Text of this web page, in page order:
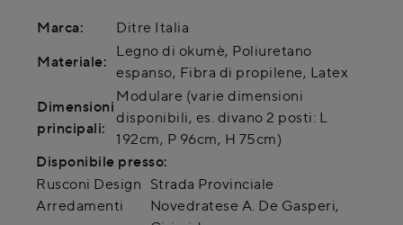
Marca:
Ditre Italia
Materiale:
Legno di okumè, Poliuretano
espanso, Fibra di propilene, Latex
Dimensioni
principali:
Modulare (varie dimensioni
disponibili, es. divano 2 posti: L
192cm, P 96cm, H 75cm)
Disponibile presso:
Rusconi Design
Arredamenti
Strada Provinciale
Novedratese A. De Gasperi,